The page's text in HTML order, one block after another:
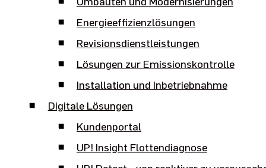
Energieeffizienzlösungen
Revisionsdienstleistungen
Lösungen zur Emissionskontrolle
Installation und Inbetriebnahme
Digitale Lösungen
Kundenportal
UP! Insight Flottendiagnose